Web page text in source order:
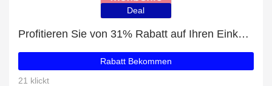
Deal
Profitieren Sie von 31% Rabatt auf Ihren Einkauf und erhalten Sie ein kostenloses Geschenk
Rabatt Bekommen
21 klickt